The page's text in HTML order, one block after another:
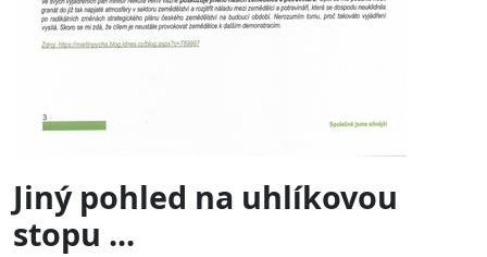
Jiný pohled na uhlíkovou
stopu ...